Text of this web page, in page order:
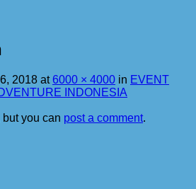
2018 at6000 × 4000 in EVENT
INDONESIA
you can post a comment.